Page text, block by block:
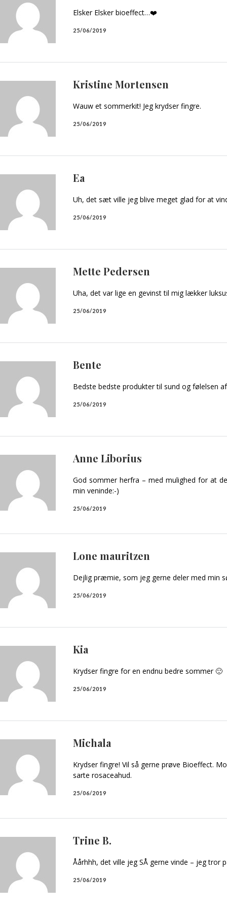
Elsker Elsker bioeffect…❤️
25/06/2019
Kristine Mortensen
Wauw et sommerkit! Jeg krydser fingre.
25/06/2019
Ea
Uh, det sæt ville jeg blive meget glad for at
25/06/2019
Mette Pedersen
Uha, det var lige en gevinst til mig lækker
25/06/2019
Bente
Bedste bedste produkter til sund og følelsen
25/06/2019
Anne Liborius
God sommer herfra – med mulighed for at
min veninde:-)
25/06/2019
Lone mauritzen
Dejlig præmie, som jeg gerne deler med min
25/06/2019
Kia
Krydser fingre for en endnu bedre sommer 🙂
25/06/2019
Michala
Krydser fingre! Vil så gerne prøve Bioeffect.
sarte rosaceahud.
25/06/2019
Trine B.
Åårhhh, det ville jeg SÅ gerne vinde – jeg tror
25/06/2019